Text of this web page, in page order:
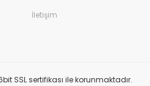
İletişim
SSL sertifikası ile korunmaktadır.